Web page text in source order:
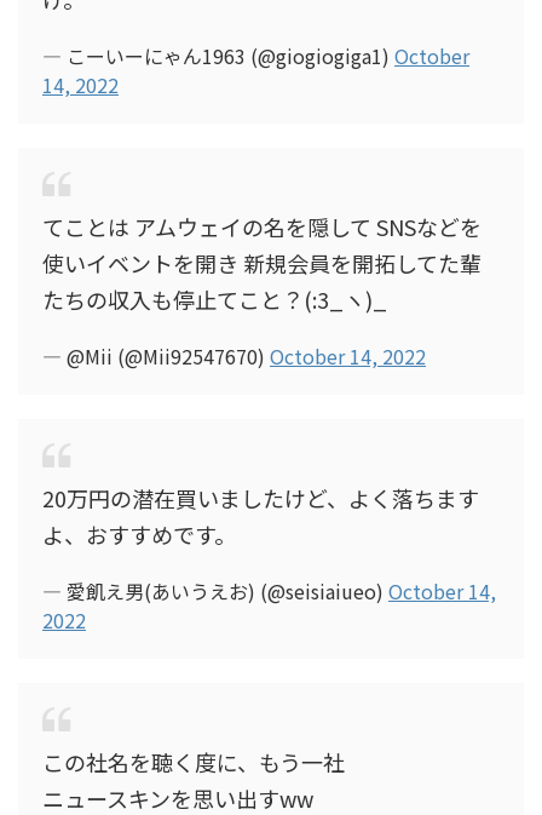
— こーいーにゃん1963 (@giogiogiga1) October
14, 2022
てことは アムウェイの名を隠して SNSなどを
使いイベントを開き 新規会員を開拓してた輩
たちの収入も停止てこと？(:3_ヽ)_
— @Mii (@Mii92547670) October 14, 2022
20万円の潜在買いましたけど、よく落ちます
よ、おすすめです。
— 愛飢え男(あいうえお) (@seisiaiueo) October 14,
2022
この社名を聴く度に、もう一社
ニュースキンを思い出すww